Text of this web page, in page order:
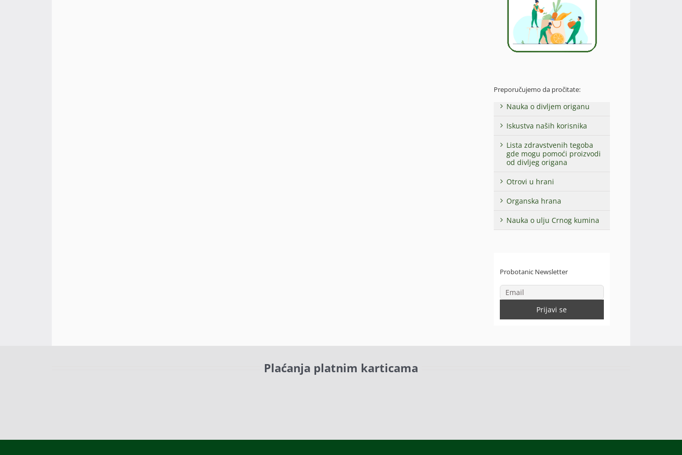
Preporučujemo da pročitate:
Nauka o divljem origanu
Iskustva naših korisnika
Lista zdravstvenih tegoba
gde mogu pomoći proizvodi
od divljeg origana
Otrovi u hrani
Organska hrana
Nauka o ulju Crnog kumina
Probotanic Newsletter
Plaćanja platnim karticama